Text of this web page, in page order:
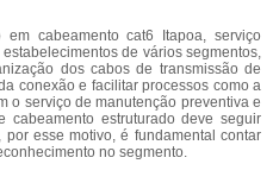
cabeamento cat6 Itapoa, serviço
de vários segmentos,
dos cabos de transmissão de
conexão e facilitar processos como a
o serviço de manutenção preventiva e
cabeamento estruturado deve seguir
esse motivo, é fundamental contar
no segmento.